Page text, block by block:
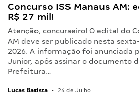
Concurso ISS Manaus AM:
R$ 27 mil!
Atenção, concurseiro! O edital do
AM deve ser publicado nesta
2026. A informação foi anunciada
Junior, após assinar o documento
Prefeitura…
Lucas Batista • 24 de Julho